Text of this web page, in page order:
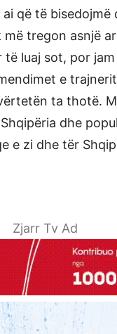
që të bisedojmë
tregon asnjë
luaj sot, por
e
ta thotë.
dhe
e zi dhe tër
Zjarr Tv Ad